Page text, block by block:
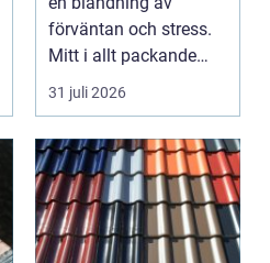
förväntan och stress.
Mitt i allt packande
och planerande dy...
31 juli 2026